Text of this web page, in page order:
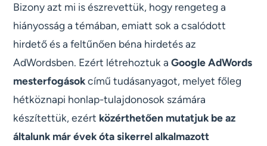
Bizony azt mi is észrevettük, hogy rengeteg a
hiányosság a témában, emiatt sok a csalódott
hirdető és a feltűnően béna hirdetés az
AdWordsben. Ezért létrehoztuk a Google AdWords
mesterfogásokcímű tudásanyagot, melyet főleg
hétköznapi honlap-tulajdonosok számára
készítettük, ezért közérthetően mutatjuk be az
általunk már évek óta sikerrel alkalmazott